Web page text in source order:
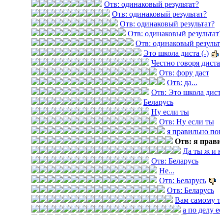
Отв: одинаковый результат?
Отв: одинаковый результат?
Отв: одинаковый результат?
Отв: одинаковый
Отв: одинаковый
Это школа диста (-)
Честно говоря
Отв: фору даст
Отв: да...
Отв: Это школа
Беларусь
Ну если ты
Отв: Ну если ты
я правильно
Отв: я
Да ты ж и
Отв: Беларусь
Не...
Отв: Беларусь
Отв: Беларусь
Вам самому
а по делу